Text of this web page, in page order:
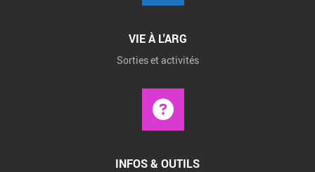
VIE À L'ARG
Sorties et activités
INFOS & OUTILS